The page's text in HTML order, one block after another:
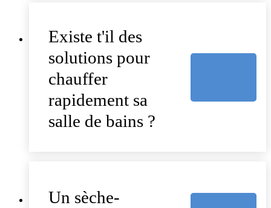
Existe t'il des
solutions pour
chauffer
rapidement sa
salle de bains ?
Un sèche-